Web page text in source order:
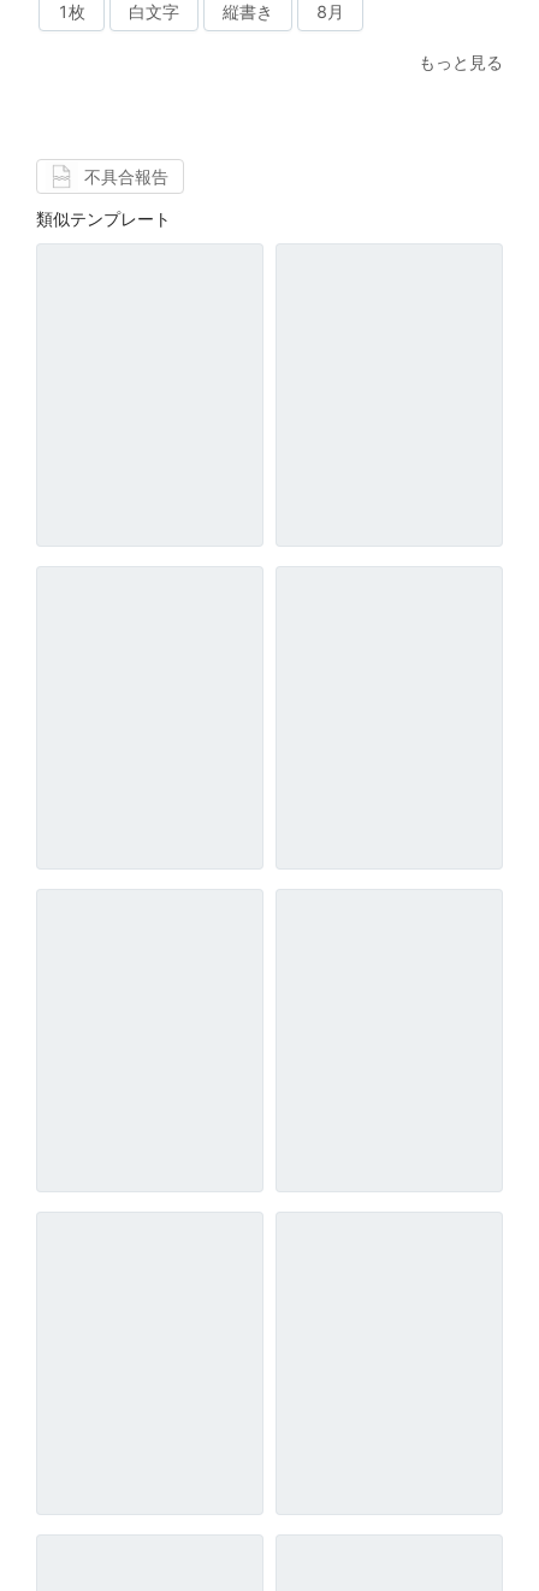
1枚 白文字 縦書き 8月
もっと見る
不具合報告
類似テンプレート